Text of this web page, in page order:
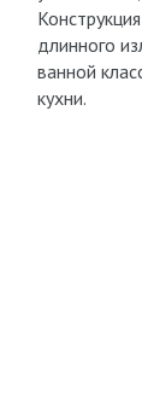
длинного
ванной
кухни.